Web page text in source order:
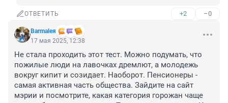
ОТВЕТИТЬ +2 –0
Barmaleя
17 мая 2025, 12:38
Не стала проходить этот тест. Можно подумать, что
пожилые люди на лавочках дремлют, а молодежь
вокруг кипит и созидает. Наоборот. Пенсионеры -
самая активная часть общества. Зайдите на сайт
мэрии и посмотрите, какая категория горожан чаще